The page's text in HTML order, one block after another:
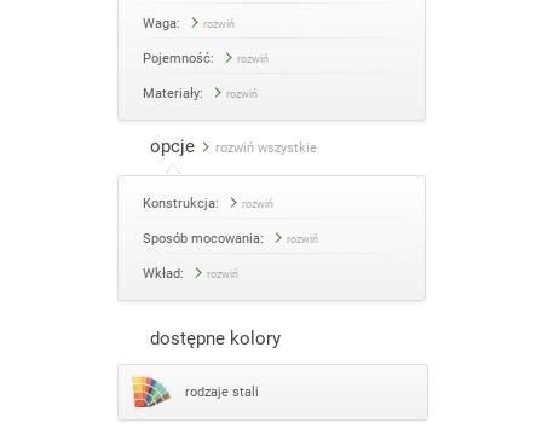
Waga: rozwiń
Pojemność: rozwiń
Materiały: rozwiń
opcje rozwiń wszystkie
Konstrukcja: rozwiń
Sposób mocowania: rozwiń
Wkład: rozwiń
dostępne kolory
rodzaje stali